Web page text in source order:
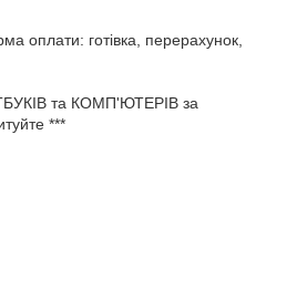
оплати: готівка, перерахунок,
та КОМП'ЮТЕРІВ за
***